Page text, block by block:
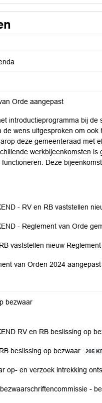
Orde aangepast
introductieprogramma bij
de wens uitgesproken om
deze gemeenteraad met
werkbijeenkomsten
Deze
- RV en RB vaststellen
- Reglement van Orde
vaststellen nieuw
van Orden 2024 aangepast
bezwaar
RV en RB beslissing op
beslissing op bezwaar 205
op- en verzoek intrekking
-